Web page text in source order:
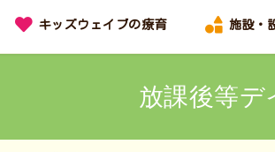
キッズウェイブの療育 施設・
放課後等デ